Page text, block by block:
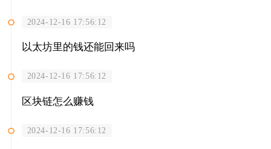
2024-12-16 17:56:12
以太坊里的钱还能回来吗
2024-12-16 17:56:12
区块链怎么赚钱
2024-12-16 17:56:12